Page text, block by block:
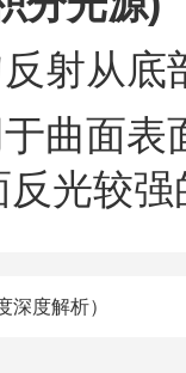
射从底
曲面表
光较
深度解析）